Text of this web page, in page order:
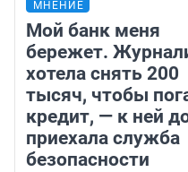
МНЕНИЕ
Мой банк меня
бережет.
хотела снять 200
тысяч, чтобы
кредит, — к ней
приехала служба
безопасности